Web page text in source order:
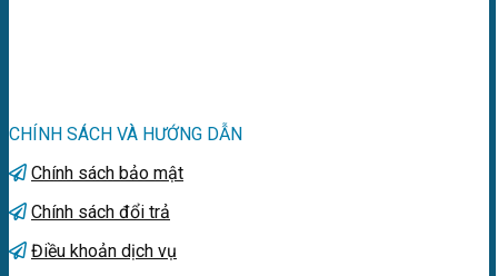
CHÍNH SÁCH VÀ HƯỚNG DẪN
Chính sách bảo mật
Chính sách đổi trả
Điều khoản dịch vụ